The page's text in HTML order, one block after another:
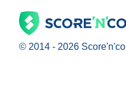
© 2014 - 2026 Score'n'co